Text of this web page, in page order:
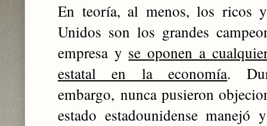
En teoría, al menos, los ricos
Unidos son los grandes
empresa y se oponen a
estatal en la economía.
embargo,nunca pusieron
estado estadounidense